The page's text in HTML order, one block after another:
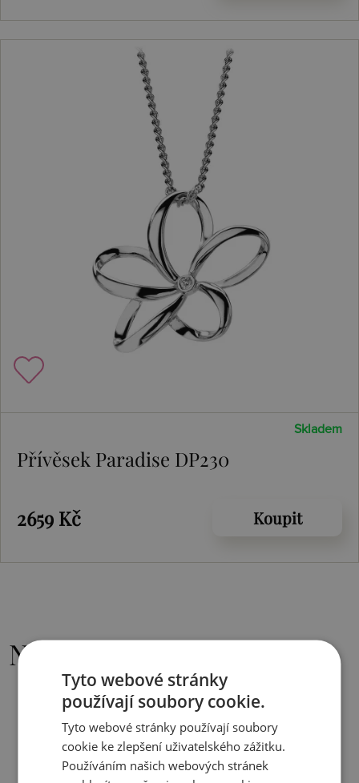
Skladem
Přívěsek Paradise DP230
2659 Kč Koupit
Nejoblíbenější
Tyto webové stránky
používají soubory cookie.
Tyto webové stránky používají soubory
cookie ke zlepšení uživatelského zážitku.
Používáním našich webových stránek